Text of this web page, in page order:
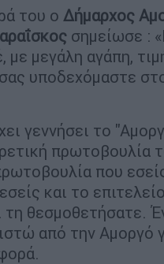
του ο Δήμαρχος
σημείωσε :
μεγάλη αγάπη,
υποδεχόμαστε
γεννήσει το
πρωτοβουλία
που
και το
τη θεσμοθετήσατε.
από την Αμοργό